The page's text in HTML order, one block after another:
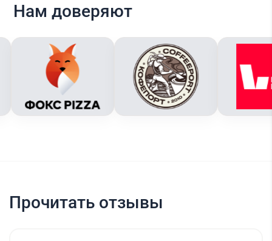
Нам доверяют
Прочитать отзывы